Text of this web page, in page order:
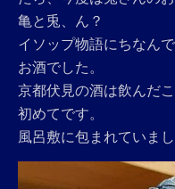
亀と兎、ん？
イソップ物語にちなん
お酒でした。
京都伏見の酒は飲んだ
初めてです。
風呂敷に包まれていまし